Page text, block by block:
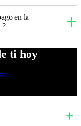
en la
ti hoy